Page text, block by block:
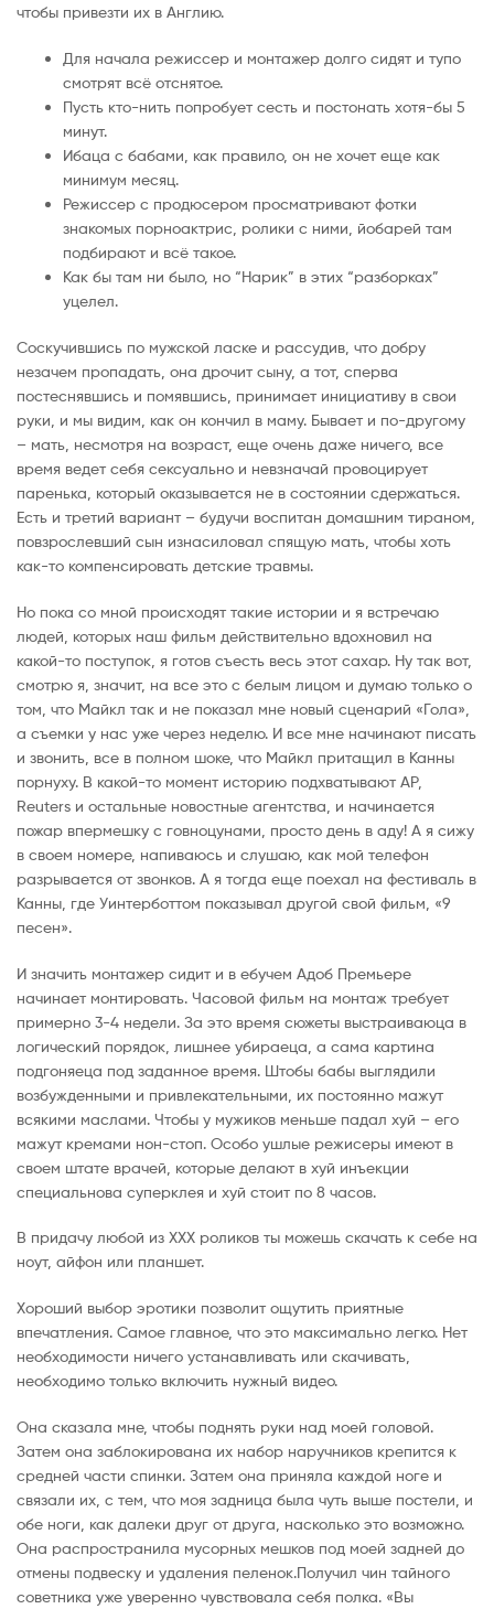
чтобы привезти их в Англию.
Для начала режиссер и монтажер долго сидят и тупо
смотрят всё отснятое.
Пусть кто-нить попробует сесть и постонать хотя-бы 5
минут.
Ибаца с бабами, как правило, он не хочет еще как
минимум месяц.
Режиссер с продюсером просматривают фотки
знакомых порноактрис, ролики с ними, йобарей там
подбирают и всё такое.
Как бы там ни было, но “Нарик” в этих “разборках”
уцелел.
Соскучившись по мужской ласке и рассудив, что добру
незачем пропадать, она дрочит сыну, а тот, сперва
постеснявшись и помявшись, принимает инициативу в свои
руки, и мы видим, как он кончил в маму. Бывает и по-другому
– мать, несмотря на возраст, еще очень даже ничего, все
время ведет себя сексуально и невзначай провоцирует
паренька, который оказывается не в состоянии сдержаться.
Есть и третий вариант – будучи воспитан домашним тираном,
повзрослевший сын изнасиловал спящую мать, чтобы хоть
как-то компенсировать детские травмы.
Но пока со мной происходят такие истории и я встречаю
людей, которых наш фильм действительно вдохновил на
какой-то поступок, я готов съесть весь этот сахар. Ну так вот,
смотрю я, значит, на все это с белым лицом и думаю только о
том, что Майкл так и не показал мне новый сценарий «Гола»,
а съемки у нас уже через неделю. И все мне начинают писать
и звонить, все в полном шоке, что Майкл притащил в Канны
порнуху. В какой-то момент историю подхватывают AP,
Reuters и остальные новостные агентства, и начинается
пожар впермешку с говноцунами, просто день в аду! А я сижу
в своем номере, напиваюсь и слушаю, как мой телефон
разрывается от звонков. А я тогда еще поехал на фестиваль в
Канны, где Уинтерботтом показывал другой свой фильм, «9
песен».
И значить монтажер сидит и в ебучем Адоб Премьере
начинает монтировать. Часовой фильм на монтаж требует
примерно 3-4 недели. За это время сюжеты выстраиваюца в
логический порядок, лишнее убираеца, а сама картина
подгоняеца под заданное время. Штобы бабы выглядили
возбужденными и привлекательными, их постоянно мажут
всякими маслами. Чтобы у мужиков меньше падал хуй – его
мажут кремами нон-стоп. Особо ушлые режисеры имеют в
своем штате врачей, которые делают в хуй инъекции
специальнова суперклея и хуй стоит по 8 часов.
В придачу любой из ХХХ роликов ты можешь скачать к себе на
ноут, айфон или планшет.
Хороший выбор эротики позволит ощутить приятные
впечатления. Самое главное, что это максимально легко. Нет
необходимости ничего устанавливать или скачивать,
необходимо только включить нужный видео.
Она сказала мне, чтобы поднять руки над моей головой.
Затем она заблокирована их набор наручников крепится к
средней части спинки. Затем она приняла каждой ноге и
связали их, с тем, что моя задница была чуть выше постели, и
обе ноги, как далеки друг от друга, насколько это возможно.
Она распространила мусорных мешков под моей задней до
отмены подвеску и удаления пеленок.Получил чин тайного
советника уже уверенно чувствовала себя полка. «Вы